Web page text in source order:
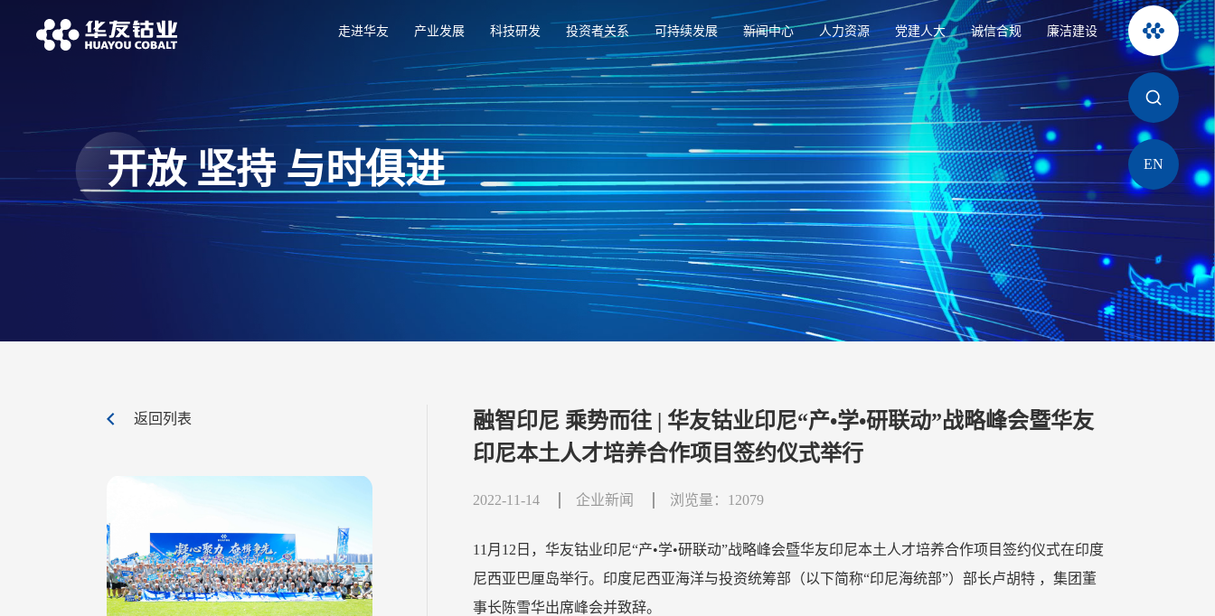
走进华友 产业发展 科技研发 投资者关系 可持续发展 新闻中心 人力资源 党建人大 诚信合规 廉洁建设
EN
开放 坚持 与时俱进
返回列表
融智印尼 乘势而往 | 华友钴业印尼“产•学•研联动”战略峰会暨华友
印尼本土人才培养合作项目签约仪式举行
2022-11-14 企业新闻 浏览量：12079
11月12日，华友钴业印尼“产•学•研联动”战略峰会暨华友印尼本土人才培养合作项目签约仪式在印度
尼西亚巴厘岛举行。印度尼西亚海洋与投资统筹部（以下简称“印尼海统部”）部长卢胡特 ，集团董
事长陈雪华出席峰会并致辞。